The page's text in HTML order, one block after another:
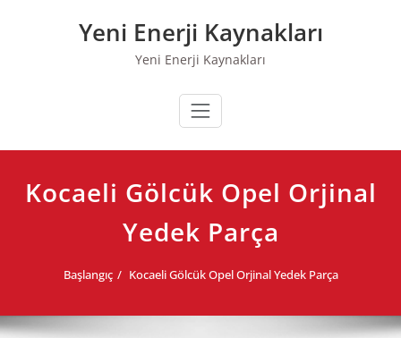
Yeni Enerji Kaynakları
Yeni Enerji Kaynakları
Kocaeli Gölcük Opel Orjinal
Yedek Parça
Başlangıç Kocaeli Gölcük Opel Orjinal Yedek Parça